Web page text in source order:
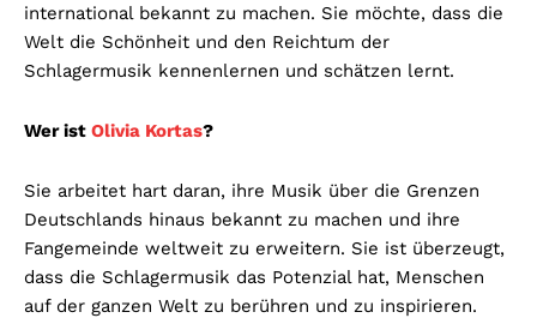
international bekannt zu machen. Sie möchte, dass die
Welt die Schönheit und den Reichtum der
Schlagermusik kennenlernen und schätzen lernt.
Wer ist Olivia Kortas?
Sie arbeitet hart daran, ihre Musik über die Grenzen
Deutschlands hinaus bekannt zu machen und ihre
Fangemeinde weltweit zu erweitern. Sie ist überzeugt,
dass die Schlagermusik das Potenzial hat, Menschen
auf der ganzen Welt zu berühren und zu inspirieren.